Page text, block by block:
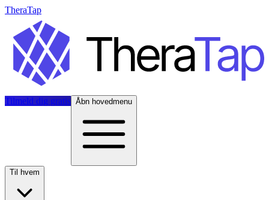
TheraTap
Tilmeld dig gratis Åbn hovedmenu
Til hvem